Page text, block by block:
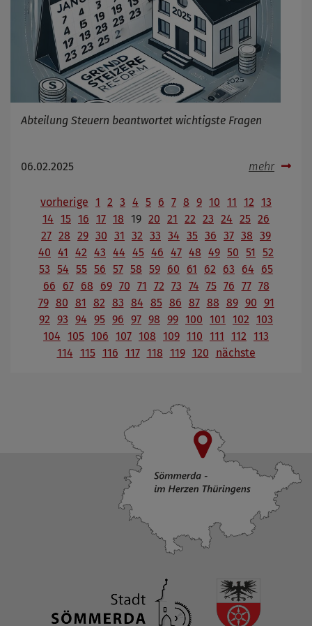
Abteilung Steuern beantwortet wichtigste Fragen
06.02.2025 mehr
vorherige 1 2 3 4 5 6 7 8 9 10 11 12 13
14 15 16 17 18 19 20 21 22 23 24 25 26
27 28 29 30 31 32 33 34 35 36 37 38 39
40 41 42 43 44 45 46 47 48 49 50 51
52
53 54 55 56 57 58 59 60 61 62 63 64
65
66
67 68 69 70 71 72 73 74 75 76 77 78
79 80 81 82 83 84 85 86 87 88 89 90 91
92 93 94 95 96 97 98 99 100 101 102 103
104 105 106 107 108 109 110 111 112 113
114 115 116 117 118 119 120 nächste